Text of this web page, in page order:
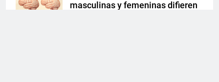
masculinas y femeninas difieren